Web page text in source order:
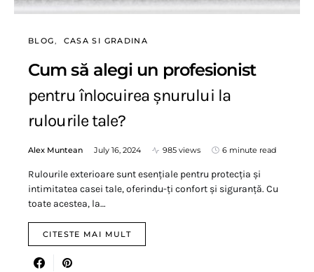
BLOG CASA SI GRADINA
Cum să alegi un profesionist
pentru înlocuirea șnurului la
rulourile tale?
Alex Muntean July 16, 2024 985 views 6 minute read
Rulourile exterioare sunt esențiale pentru protecția și
intimitatea casei tale, oferindu-ți confort și siguranță. Cu
toate acestea, la…
CITESTE MAI MULT